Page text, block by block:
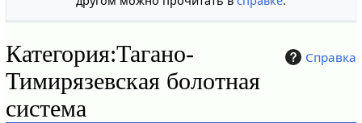
Справка
Категория:Тагано-
Тимирязевская болотная
система